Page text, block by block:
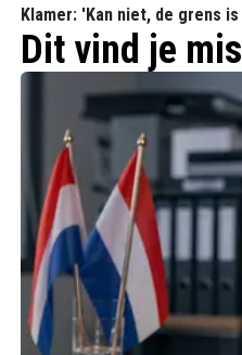
Klamer: 'Kan niet, de grens
Dit vind je